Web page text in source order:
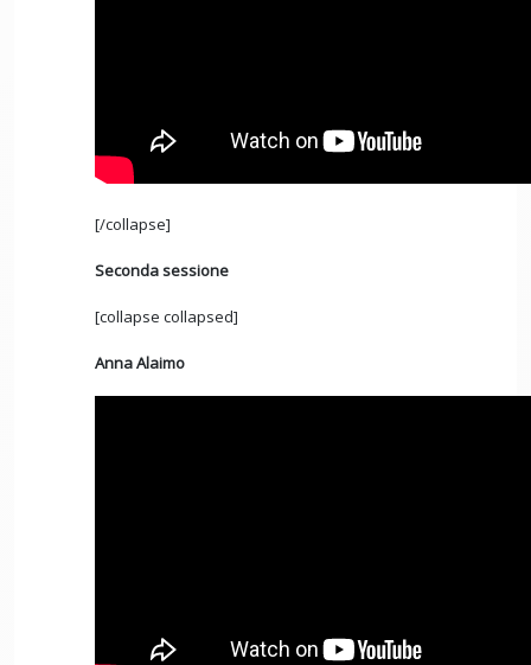
[/collapse]
Seconda sessione
[collapse collapsed]
Anna Alaimo